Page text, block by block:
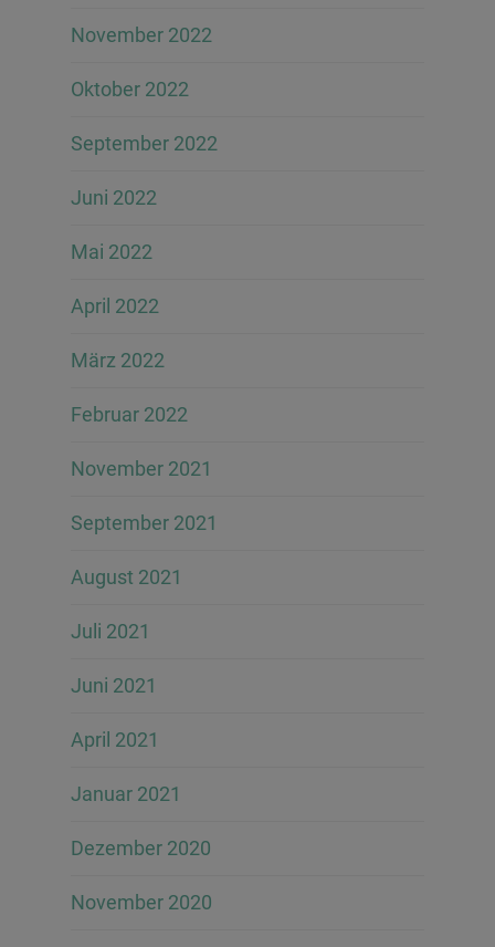
November 2022
Oktober 2022
September 2022
Juni 2022
Mai 2022
April 2022
März 2022
Februar 2022
November 2021
September 2021
August 2021
Juli 2021
Juni 2021
April 2021
Januar 2021
Dezember 2020
November 2020